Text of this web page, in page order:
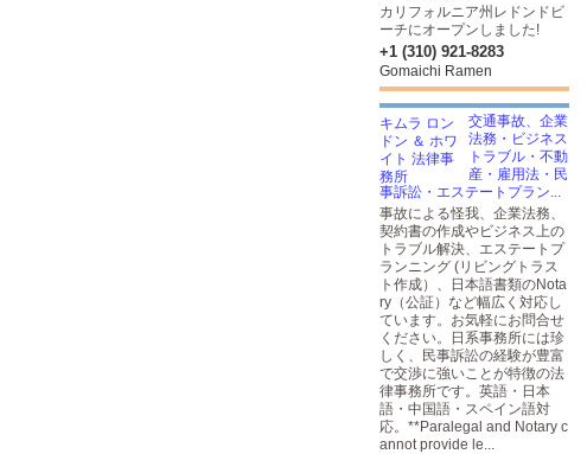
カリフォルニア州レドンドビ
ーチにオープンしました!
+1 (310) 921-8283
Gomaichi Ramen
交通事故、企業
法務・ビジネス
トラブル・不動
産・雇用法・民
事訴訟・エステートプラン...
事故による怪我、企業法務、
契約書の作成やビジネス上の
トラブル解決、エステートプ
ランニング (リビングトラス
ト作成）、日本語書類のNota
ry（公証）など幅広く対応し
ています。お気軽にお問合せ
ください。日系事務所には珍
しく、民事訴訟の経験が豊富
で交渉に強いことが特徴の法
律事務所です。英語・日本
語・中国語・スペイン語対
応。**Paralegal and Notary c
annot provide le...